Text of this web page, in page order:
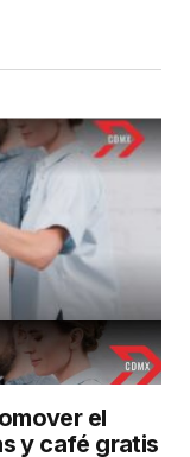
el
y café gratis